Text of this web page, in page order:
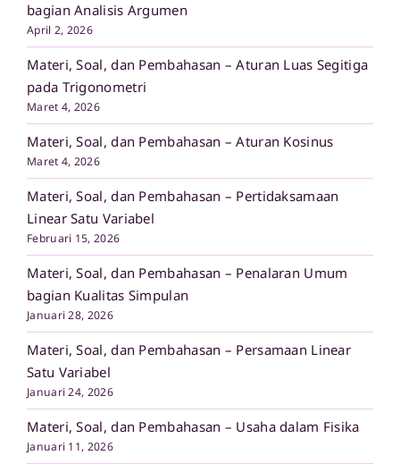
bagian Analisis Argumen
April 2, 2026
Materi, Soal, dan Pembahasan – Aturan Luas Segitiga
pada Trigonometri
Maret 4, 2026
Materi, Soal, dan Pembahasan – Aturan Kosinus
Maret 4, 2026
Materi, Soal, dan Pembahasan – Pertidaksamaan
Linear Satu Variabel
Februari 15, 2026
Materi, Soal, dan Pembahasan – Penalaran Umum
bagian Kualitas Simpulan
Januari 28, 2026
Materi, Soal, dan Pembahasan – Persamaan Linear
Satu Variabel
Januari 24, 2026
Materi, Soal, dan Pembahasan – Usaha dalam Fisika
Januari 11, 2026